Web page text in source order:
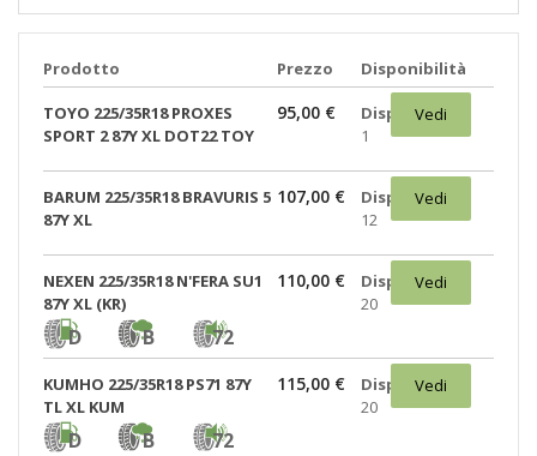
Prodotto Prezzo Disponibilità
TOYO 225/35R18 PROXES
SPORT 2 87Y XL DOT22 TOY
95,00 €
Disponibili:
1
Vedi
BARUM 225/35R18 BRAVURIS 5
87Y XL
107,00 €
Disponibili:
12
Vedi
NEXEN 225/35R18 N'FERA SU1
87Y XL (KR)
D B 72
110,00 €
Disponibili:
20
Vedi
KUMHO 225/35R18 PS71 87Y
TL XL KUM
D B 72
115,00 €
Disponibili:
20
Vedi